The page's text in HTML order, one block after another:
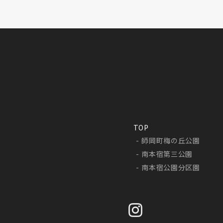
TOP
師岡町梅の丘公園
南本宿第三公園
南本宿公園分区園